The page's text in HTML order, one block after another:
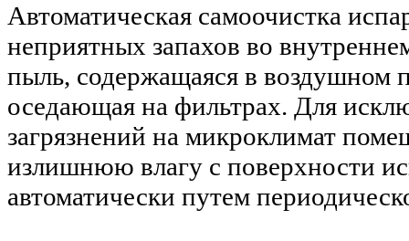
Автоматическая самоочистка
неприятных запахов во
пыль, содержащаяся в воздушном
оседающая на фильтрах. Для
загрязнений на микроклимат
излишнюю влагу с поверхности
автоматически путем